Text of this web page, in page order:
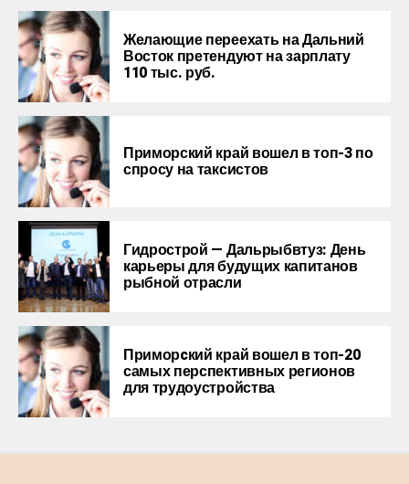
Желающие переехать на Дальний
Восток претендуют на зарплату
110 тыс. руб.
Приморский край вошел в топ-3 по
спросу на таксистов
Гидрострой — Дальрыбвтуз: День
карьеры для будущих капитанов
рыбной отрасли
Приморcкий край вошел в топ-20
самых перспективных регионов
для трудоустройства